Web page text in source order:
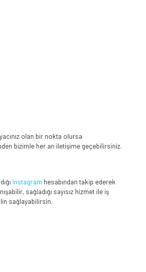
olan bir nokta olursa
bizimle her an iletişime geçebilirsiniz.
Instagram hesabından takip ederek
sağladığı sayısız hizmet ile iş
sağlayabilirsin.